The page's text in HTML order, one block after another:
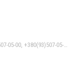
+380(68)507-05-00, +380(99)507-05-00, +380(93)507-05-00